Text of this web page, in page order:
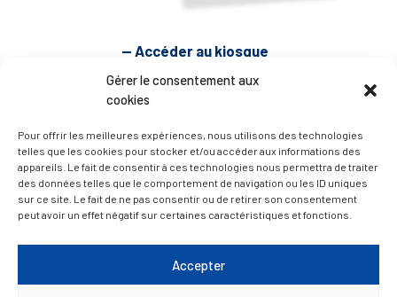
Gérer le consentement aux
cookies
Pour offrir les meilleures expériences, nous utilisons des technologies
telles que les cookies pour stocker et/ou accéder aux informations des
appareils. Le fait de consentir à ces technologies nous permettra de traiter
des données telles que le comportement de navigation ou les ID uniques
sur ce site. Le fait de ne pas consentir ou de retirer son consentement
peut avoir un effet négatif sur certaines caractéristiques et fonctions.
Accepter
— Accéder au kiosque
D’ART ET D’HISTOIRE
— Découvrir et visiter